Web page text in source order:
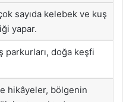
sayıda kelebek ve kuş
yapar.
parkurları, doğa keşfi
hikâyeler, bölgenin